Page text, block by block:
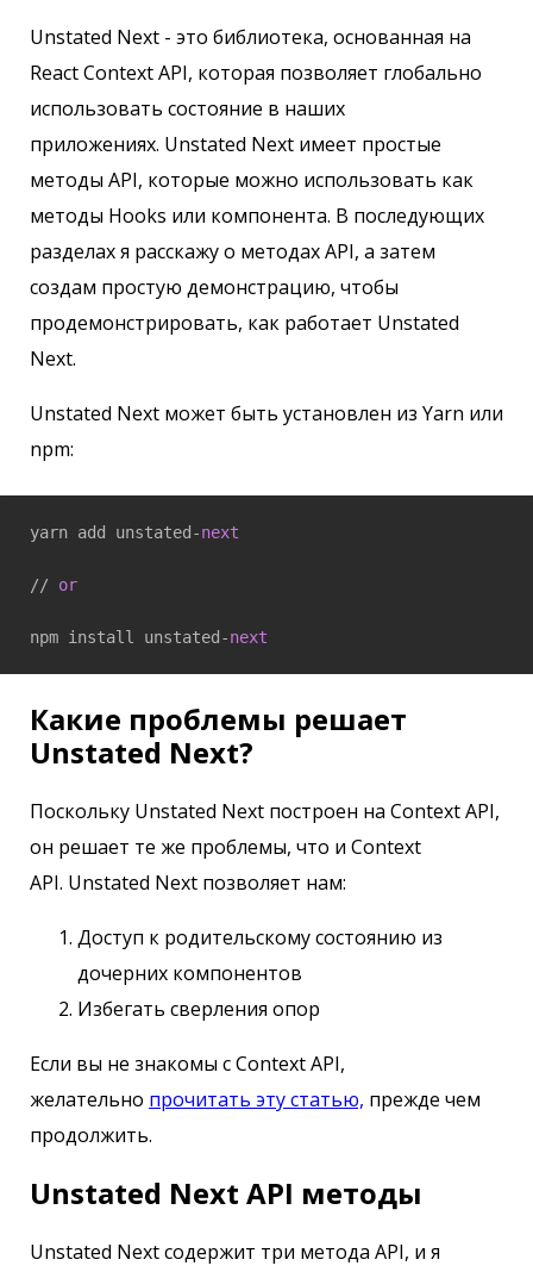
Unstated Next - это библиотека, основанная на
React Context API, которая позволяет глобально
использовать состояние в наших
приложениях. Unstated Next имеет простые
методы API, которые можно использовать как
методы Hooks или компонента. В последующих
разделах я расскажу о методах API, а затем
создам простую демонстрацию, чтобы
продемонстрировать, как работает Unstated
Next.
Unstated Next может быть установлен из Yarn или
npm:
yarn add unstated-next
// or
npm install unstated-next
Какие проблемы решает
Unstated Next?
Поскольку Unstated Next построен на Context API,
он решает те же проблемы, что и Context
API. Unstated Next позволяет нам:
Доступ к родительскому состоянию из
дочерних компонентов
Избегать сверления опор
Если вы не знакомы с Context API,
желательно прочитать эту статью, прежде чем
продолжить.
Unstated Next API методы
Unstated Next содержит три метода API, и я